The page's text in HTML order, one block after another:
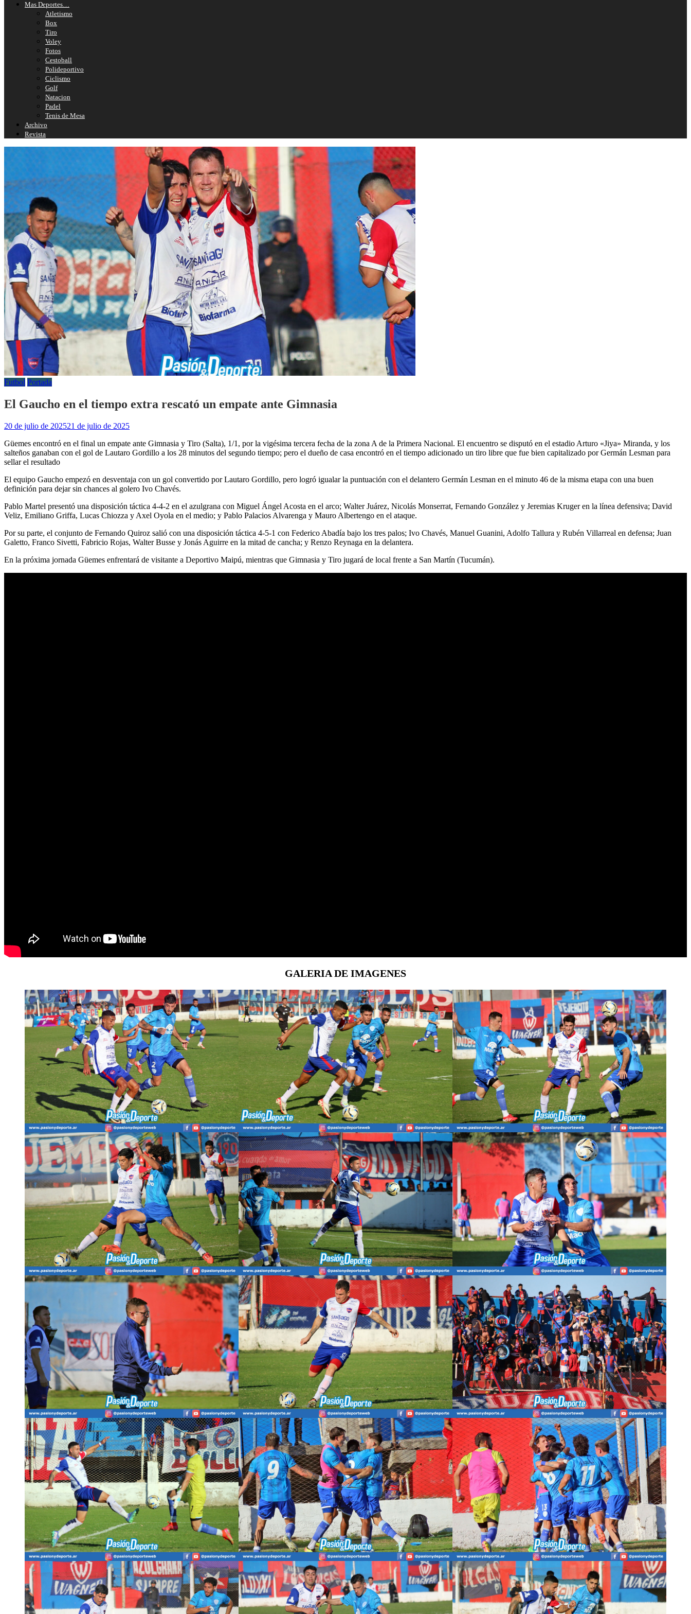
Mas Deportes…
Atletismo
Box
Tiro
Voley
Fotos
Cestoball
Polideportivo
Ciclismo
Golf
Natacion
Padel
Tenis de Mesa
Archivo
Revista
Futbol Portada
El Gaucho en el tiempo extra rescató un empate ante Gimnasia
20 de julio de 202521 de julio de 2025
Güemes encontró en el final un empate ante Gimnasia y Tiro (Salta), 1/1, por la vigésima tercera fecha de la zona A de la Primera Nacional. El encuentro se disputó en el estadio Arturo «Jiya» Miranda, y los
salteños ganaban con el gol de Lautaro Gordillo a los 28 minutos del segundo tiempo; pero el dueño de casa encontró en el tiempo adicionado un tiro libre que fue bien capitalizado por Germán Lesman para
sellar el resultado
El equipo Gaucho empezó en desventaja con un gol convertido por Lautaro Gordillo, pero logró igualar la puntuación con el delantero Germán Lesman en el minuto 46 de la misma etapa con una buen
definición para dejar sin chances al golero Ivo Chavés.
Pablo Martel presentó una disposición táctica 4-4-2 en el azulgrana con Miguel Ángel Acosta en el arco; Walter Juárez, Nicolás Monserrat, Fernando González y Jeremias Kruger en la línea defensiva; David
Veliz, Emiliano Griffa, Lucas Chiozza y Axel Oyola en el medio; y Pablo Palacios Alvarenga y Mauro Albertengo en el ataque.
Por su parte, el conjunto de Fernando Quiroz salió con una disposición táctica 4-5-1 con Federico Abadía bajo los tres palos; Ivo Chavés, Manuel Guanini, Adolfo Tallura y Rubén Villarreal en defensa; Juan
Galetto, Franco Sivetti, Fabricio Rojas, Walter Busse y Jonás Aguirre en la mitad de cancha; y Renzo Reynaga en la delantera.
En la próxima jornada Güemes enfrentará de visitante a Deportivo Maipú, mientras que Gimnasia y Tiro jugará de local frente a San Martín (Tucumán).
GALERIA DE IMAGENES